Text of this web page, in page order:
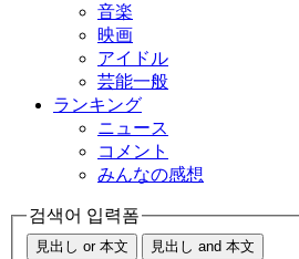
音楽
映画
アイドル
芸能一般
ランキング
ニュース
コメント
みんなの感想
검색어 입력폼
見出し or 本文 見出し and 本文